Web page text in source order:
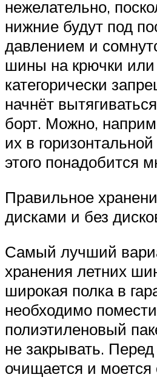
нежелательно,
нижние будут под
давлением и
шины на крючки или
категорически
начнёт
борт. Можно,
их в
этого понадобится
Правильное
дисками и без
Самый лучший
хранения летних
широкая полка в
необходимо
полиэтиленовый
не закрывать.
очищается и моется